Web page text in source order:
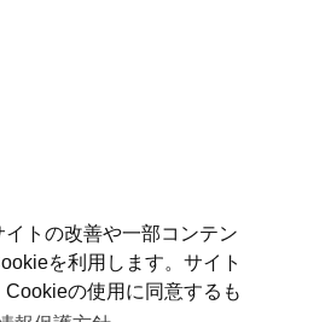
トの改善や一部コンテン
を利用します。サイト
の使用に同意するも